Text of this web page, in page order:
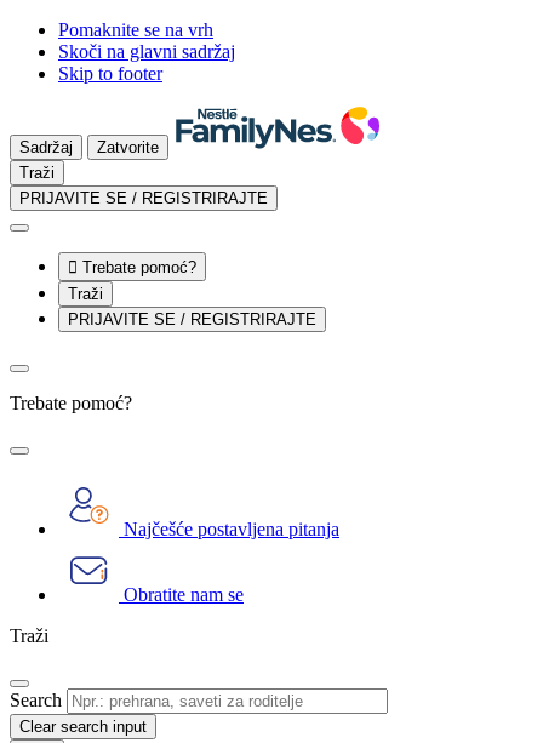
Pomaknite se na vrh
Skoči na glavni sadržaj
Skip to footer
Sadržaj
Zatvorite
Traži
PRIJAVITE SE / REGISTRIRAJTE
 Trebate pomoć?
Traži
PRIJAVITE SE / REGISTRIRAJTE
Trebate pomoć?
Najčešće postavljena pitanja
Obratite nam se
Traži
Search
Clear search input